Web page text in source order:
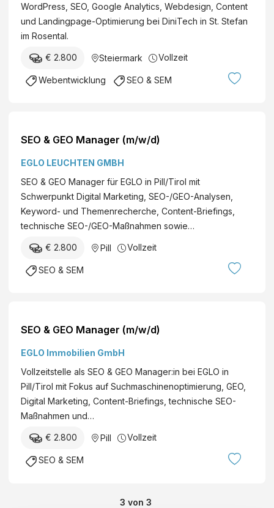
WordPress, SEO, Google Analytics, Webdesign, Content
und Landingpage-Optimierung bei DiniTech in St. Stefan
im Rosental.
€ 2.800 Steiermark Vollzeit
Webentwicklung SEO & SEM
SEO & GEO Manager (m/w/d)
EGLO LEUCHTEN GMBH
SEO & GEO Manager für EGLO in Pill/Tirol mit
Schwerpunkt Digital Marketing, SEO-/GEO-Analysen,
Keyword- und Themenrecherche, Content-Briefings,
technische SEO-/GEO-Maßnahmen sowie…
€ 2.800 Pill Vollzeit
SEO & SEM
SEO & GEO Manager (m/w/d)
EGLO Immobilien GmbH
Vollzeitstelle als SEO & GEO Manager:in bei EGLO in
Pill/Tirol mit Fokus auf Suchmaschinenoptimierung, GEO,
Digital Marketing, Content-Briefings, technische SEO-
Maßnahmen und…
€ 2.800 Pill Vollzeit
SEO & SEM
3 von 3